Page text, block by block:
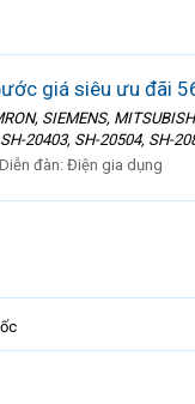
giá siêu ưu đãi
SIEMENS,
20403, SH-20504, SH-
Diễn đàn: Điện gia dụng